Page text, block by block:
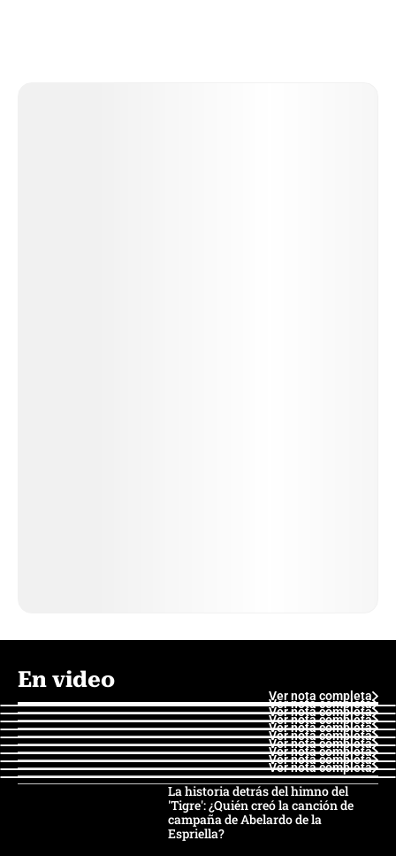
En video
Ver nota completa
Ver nota completa
Ver nota completa
Ver nota completa
Ver nota completa
Ver nota completa
Ver nota completa
Ver nota completa
Ver nota completa
Ver nota completa
La historia detrás del himno del
'Tigre': ¿Quién creó la canción de
campaña de Abelardo de la
Espriella?